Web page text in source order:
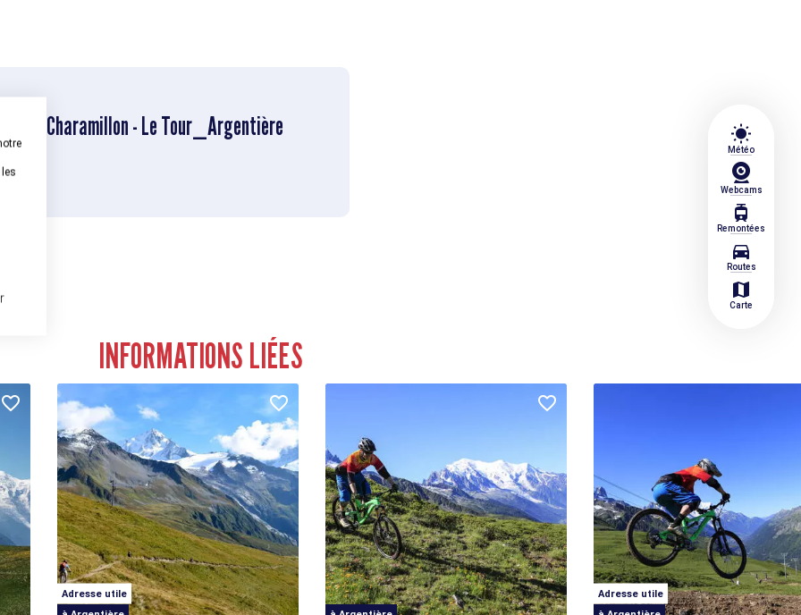
wb_sunny
Météo
Webcams
tram
Remontées
directions_car
Routes
map
Carte
- Charamillon - Le Tour_Argentière
INFORMATIONS LIÉES
Adresse utile
Adresse utile